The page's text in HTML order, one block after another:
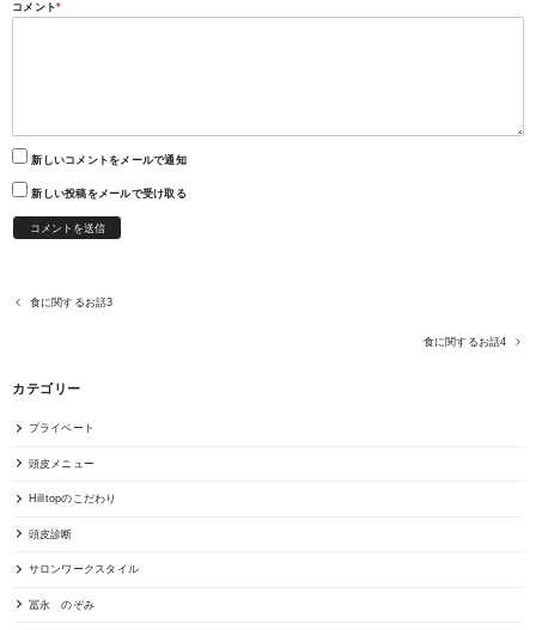
コメント*
新しいコメントをメールで通知
新しい投稿をメールで受け取る
食に関するお話3
食に関するお話4
カテゴリー
プライベート
頭皮メニュー
Hilltopのこだわり
頭皮診断
サロンワークスタイル
冨永 のぞみ